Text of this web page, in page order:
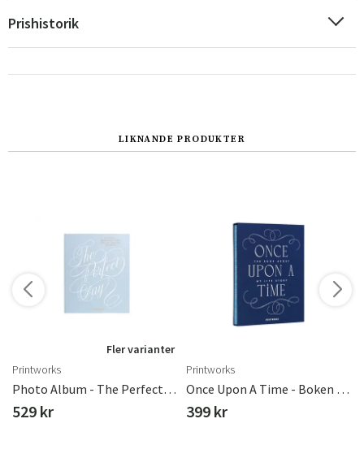
Prishistorik
LIKNANDE PRODUKTER
Fler varianter
Printworks
Photo Album - The Perfect Day, Light Blue
529 kr
Printworks
Once Upon A Time - Boken Om Min Livshistoria
399 kr